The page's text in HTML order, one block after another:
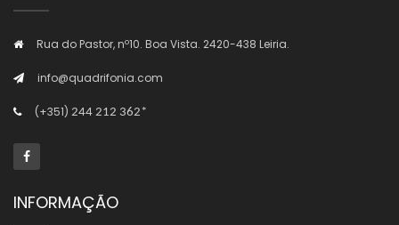
Rua do Pastor, nº10. Boa Vista. 2420-438 Leiria.
info@quadrifonia.com
(+351) 244 212 362*
INFORMAÇÃO